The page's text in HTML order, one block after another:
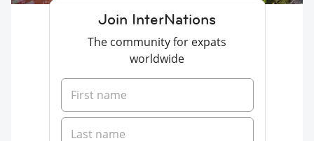
Join InterNations
The community for expats
worldwide